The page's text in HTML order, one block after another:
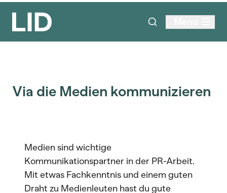
Via die Medien kommunizieren
Medien sind wichtige
Kommunikationspartner in der PR-Arbeit.
Mit etwas Fachkenntnis und einem guten
Draht zu Medienleuten hast du gute